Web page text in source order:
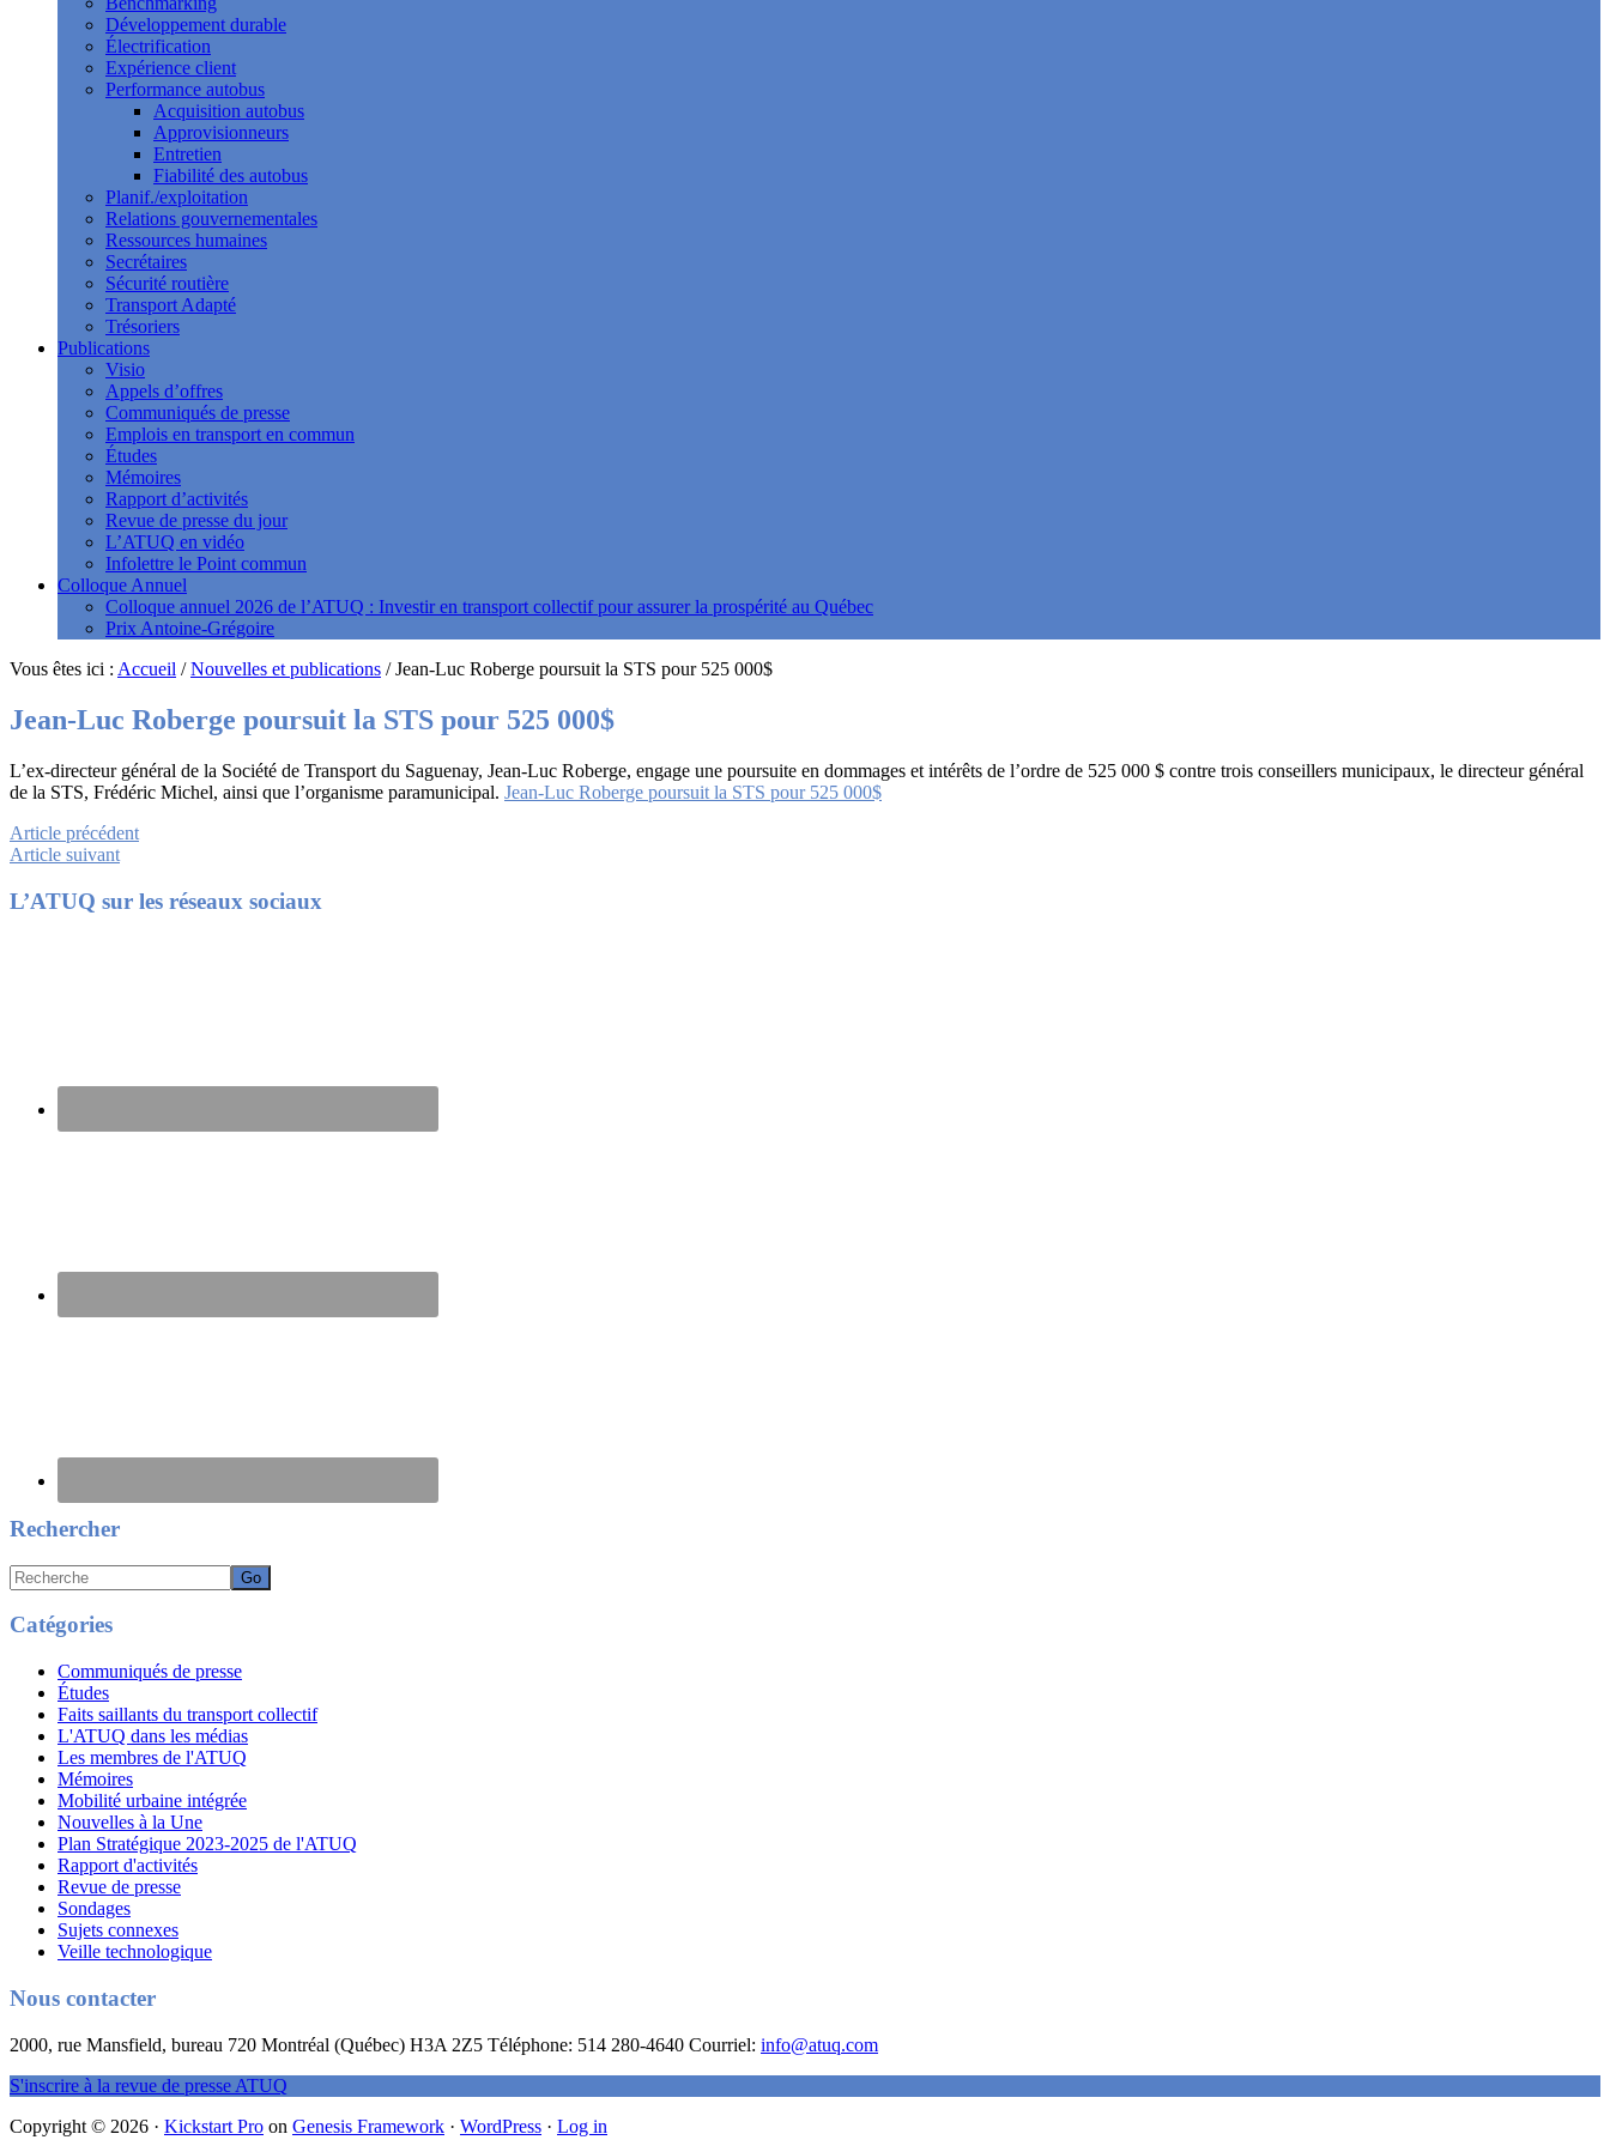
Développement durable
Électrification
Expérience client
Performance autobus
Acquisition autobus
Approvisionneurs
Entretien
Fiabilité des autobus
Planif./exploitation
Relations gouvernementales
Ressources humaines
Secrétaires
Sécurité routière
Transport Adapté
Trésoriers
Publications
Visio
Appels d’offres
Communiqués de presse
Emplois en transport en commun
Études
Mémoires
Rapport d’activités
Revue de presse du jour
L’ATUQ en vidéo
Infolettre le Point commun
Colloque Annuel
Colloque annuel 2026 de l’ATUQ : Investir en transport collectif pour assurer la prospérité au Québec
Prix Antoine-Grégoire
Vous êtes ici : Accueil /Nouvelles et publications /Jean-Luc Roberge poursuit la STS pour 525 000$
Jean-Luc Roberge poursuit la STS pour 525 000$
L’ex-directeur général de la Société de Transport du Saguenay, Jean-Luc Roberge, engage une poursuite en dommages et intérêts de l’ordre de 525 000 $ contre trois conseillers municipaux, le directeur général
de la STS, Frédéric Michel, ainsi que l’organisme paramunicipal. Jean-Luc Roberge poursuit la STS pour 525 000$
Article précédent
Article suivant
Footer
L’ATUQ sur les réseaux sociaux
Rechercher
Recherche
Catégories
Communiqués de presse
Études
Faits saillants du transport collectif
L'ATUQ dans les médias
Les membres de l'ATUQ
Mémoires
Mobilité urbaine intégrée
Nouvelles à la Une
Plan Stratégique 2023-2025 de l'ATUQ
Rapport d'activités
Revue de presse
Sondages
Sujets connexes
Veille technologique
Nous contacter
2000, rue Mansfield, bureau 720 Montréal (Québec) H3A 2Z5 Téléphone: 514 280-4640 Courriel: info@atuq.com
S'inscrire à la revue de presse ATUQ
Copyright © 2026 · Kickstart Pro on Genesis Framework · WordPress · Log in